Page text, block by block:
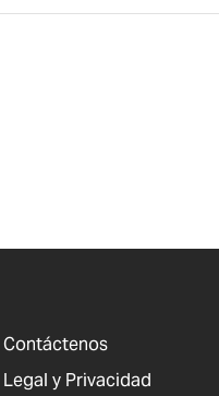
Contáctenos
Legal y Privacidad